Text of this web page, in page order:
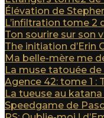
Élévation de
L’infiltration tome 2
Ton sourire sur son
The initiation d’Erin
Ma belle-mère me
La muse tatouée
Agence 42: tome 1 :
La tueuse au
Speedgame de